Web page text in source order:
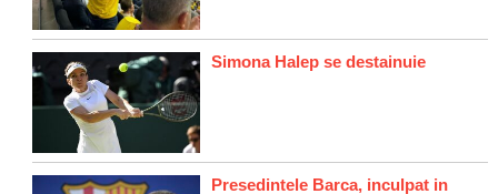
Simona Halep se destainuie
Presedintele Barca, inculpat in